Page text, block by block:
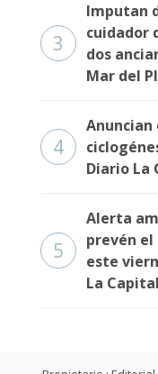
3
Imputan
cuidador
dos
Mar del
4
Anuncian
Diario La
5
Alerta
prevén el
este
La